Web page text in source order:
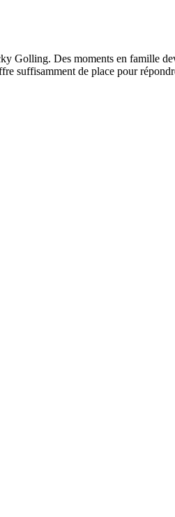
Golling. Des moments en famille
suffisamment de place pour